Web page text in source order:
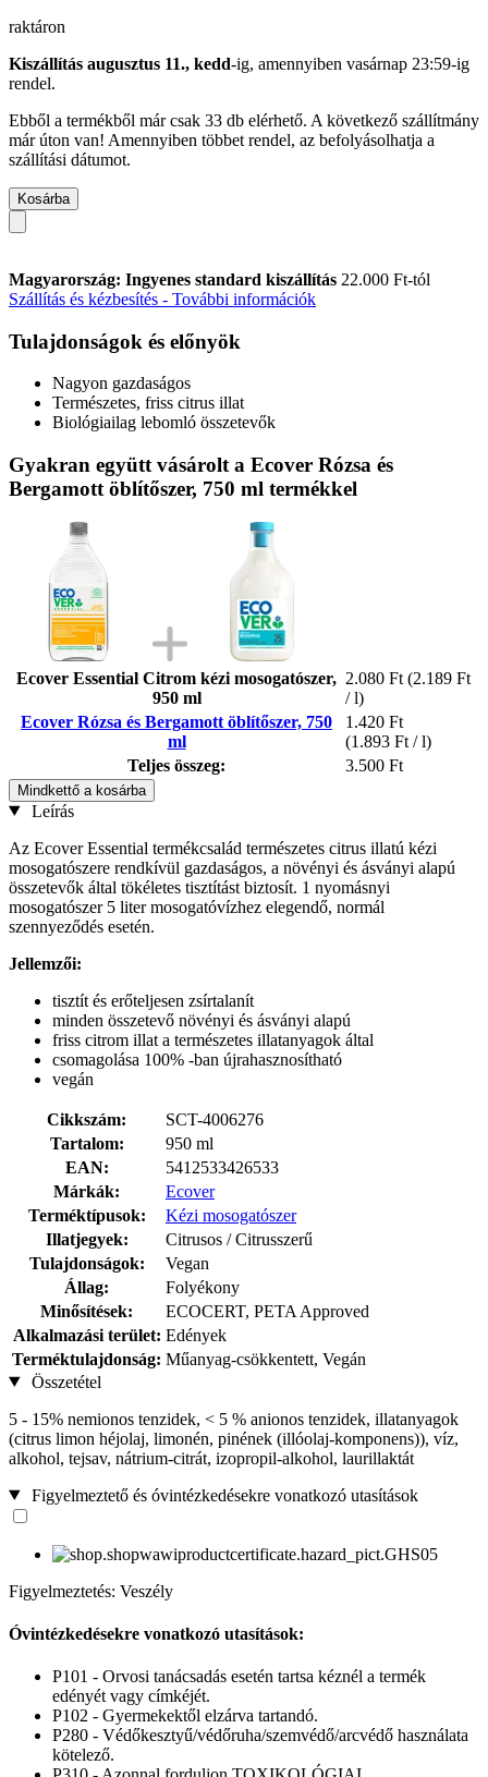
raktáron
Kiszállítás augusztus 11., kedd-ig, amennyiben vasárnap 23:59-ig
rendel.
Ebből a termékből már csak 33 db elérhető. A következő szállítmány
már úton van! Amennyiben többet rendel, az befolyásolhatja a
szállítási dátumot.
Kosárba
Magyarország: Ingyenes standard kiszállítás 22.000 Ft-tól
Szállítás és kézbesítés - További információk
Tulajdonságok és előnyök
Nagyon gazdaságos
Természetes, friss citrus illat
Biológiailag lebomló összetevők
Gyakran együtt vásárolt a Ecover Rózsa és
Bergamott öblítőszer, 750 ml termékkel
Ecover Essential Citrom kézi mosogatószer,
950 ml
2.080 Ft (2.189 Ft
/ l)
Ecover Rózsa és Bergamott öblítőszer, 750
ml
1.420 Ft
(1.893 Ft / l)
Teljes összeg:
3.500 Ft
Mindkettő a kosárba
Leírás
Az Ecover Essential termékcsalád természetes citrus illatú kézi
mosogatószere rendkívül gazdaságos, a növényi és ásványi alapú
összetevők által tökéletes tisztítást biztosít. 1 nyomásnyi
mosogatószer 5 liter mosogatóvízhez elegendő, normál
szennyeződés esetén.
Jellemzői:
tisztít és erőteljesen zsírtalanít
minden összetevő növényi és ásványi alapú
friss citrom illat a természetes illatanyagok által
csomagolása 100% -ban újrahasznosítható
vegán
Cikkszám:
SCT-4006276
Tartalom:
950 ml
EAN:
5412533426533
Márkák:
Ecover
Terméktípusok:
Kézi mosogatószer
Illatjegyek:
Citrusos / Citrusszerű
Tulajdonságok:
Vegan
Állag:
Folyékony
Minősítések:
ECOCERT, PETA Approved
Alkalmazási terület: Edények
Terméktulajdonság: Műanyag-csökkentett, Vegán
Összetétel
5 - 15% nemionos tenzidek, < 5 % anionos tenzidek, illatanyagok
(citrus limon héjolaj, limonén, pinének (illóolaj-komponens)), víz,
alkohol, tejsav, nátrium-citrát, izopropil-alkohol, laurillaktát
Figyelmeztető és óvintézkedésekre vonatkozó utasítások
Figyelmeztetés: Veszély
Óvintézkedésekre vonatkozó utasítások:
P101 - Orvosi tanácsadás esetén tartsa kéznél a termék
edényét vagy címkéjét.
P102 - Gyermekektől elzárva tartandó.
P280 - Védőkesztyű/védőruha/szemvédő/arcvédő használata
kötelező.